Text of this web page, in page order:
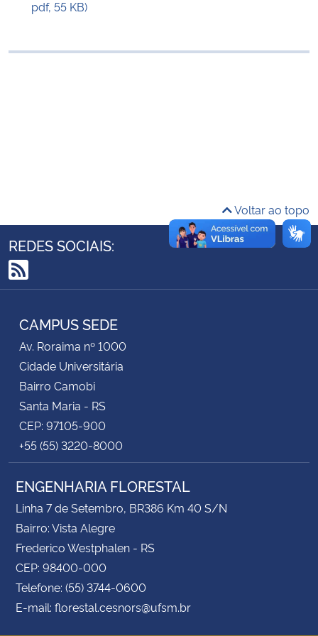
Ministério da Cidadania
Ministério da Saúde
Controladoria-Geral da União
Secretaria-Geral
Secretaria de Governo
Gabinete de Segurança Institucional
Advocacia-Geral da União
pdf, 55 KB)
Voltar ao topo
REDES SOCIAIS:
RSS
CAMPUS SEDE
Av. Roraima nº 1000
Cidade Universitária
Bairro Camobi
Santa Maria - RS
CEP: 97105-900
+55 (55) 3220-8000
ENGENHARIA FLORESTAL
Linha 7 de Setembro, BR386 Km 40 S/N
Bairro: Vista Alegre
Frederico Westphalen - RS
CEP: 98400-000
Telefone: (55) 3744-0600
E-mail: florestal.cesnors@ufsm.br